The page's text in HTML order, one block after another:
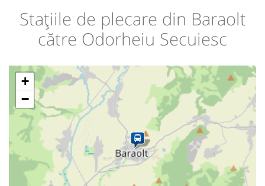
Stațiile de plecare din Baraolt
către Odorheiu Secuiesc
+
−